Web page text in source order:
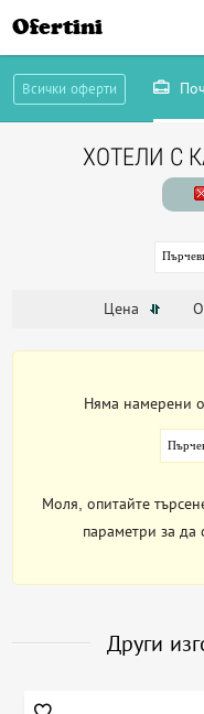
Ofertini
Всички оферти
ХОТЕЛИ С
Цена
Няма намерени
Моля, опитайте
параметри за да
Други